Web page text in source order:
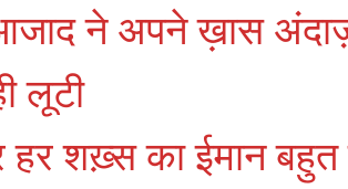
ने अपने ख़ास
लूटी
शख़्स का ईमान